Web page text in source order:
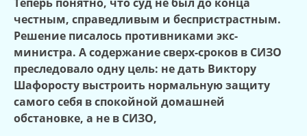
честным, справедливым и беспристрастным.
Решение писалось противниками экс-
министра. А содержание сверх-сроков в СИЗО
преследовало одну цель: не дать Виктору
Шафоросту выстроить нормальную защиту
самого себя в спокойной домашней
обстановке, а не в СИЗО,